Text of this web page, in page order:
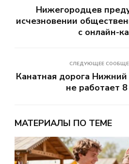
Нижегородцев
исчезновении
с онлайн-
СЛЕДУЮЩЕЕ
Канатная дорога
не работает
МАТЕРИАЛЫ ПО ТЕМЕ